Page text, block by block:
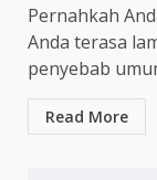
Pernahkah
Anda terasa
penyebab
Read More